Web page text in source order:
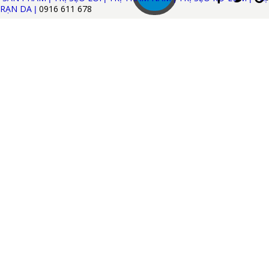
RẠN DA | 0916 611 678